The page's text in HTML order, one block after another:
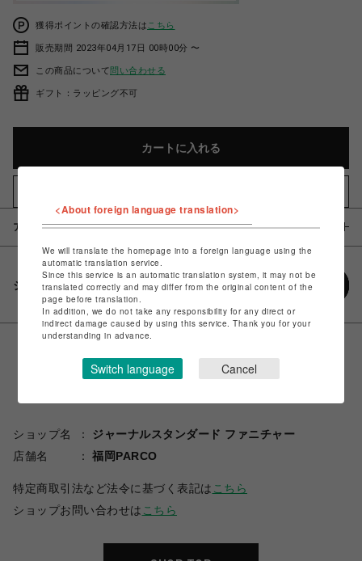
獲得ポイントの確認方法は こちら
販売期間 2023年04月17日 00時00分 〜
この商品について問い合わせる
ギフト：ラッピング不可
カートに入れる
アイテム説明 / 素材
シェアする
ショップ名
ジャーナルスタンダード ファニチャー
店舗名
福岡PARCO
特定商取引法など法令に基づく表記は こちら
ショップお問い合わせは こちら
<About foreign language translation>
We will translate the homepage into a foreign language using the
automatic translation service.
Since this service is an automatic translation system, it may not be
translated correctly and may differ from the original content of the
page before translation.
In addition, we do not take any responsibility for any direct or
indirect damage caused by using this service. Thank you for your
understanding in advance.
Switch language Cancel